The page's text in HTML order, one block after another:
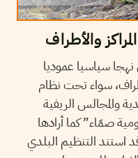
والأطراف
نهجا سياسيا عموديا
سواء تحت نظام
والمجالس الريفية
صمّاء” كما أرادها
استند التنظيم البلدي